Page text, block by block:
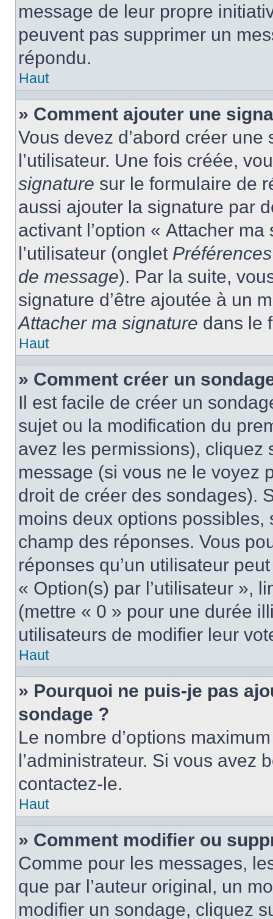
message de leur propre
peuvent pas supprimer un
répondu.
Haut
» Comment ajouter une
Vous devez d’abord créer
l’utilisateur. Une fois créée,
signature sur le formulaire de
aussi ajouter la signature par
activant l’option « Attacher
l’utilisateur (onglet
de message). Par la suite,
signature d’être ajoutée à un
Attacher ma signature dans le
Haut
» Comment créer un
Il est facile de créer un
sujet ou la modification du
avez les permissions), cliquez
message (si vous ne le voyez
droit de créer des sondages).
moins deux options
champ des réponses. Vous
réponses qu’un utilisateur
« Option(s) par l’utilisateur »,
(mettre « 0 » pour une durée
utilisateurs de modifier leur
Haut
» Pourquoi ne puis-je pas
sondage ?
Le nombre d’options
l’administrateur. Si vous avez
contactez-le.
Haut
» Comment modifier ou
Comme pour les messages,
que par l’auteur original, un
modifier un sondage, cliquez